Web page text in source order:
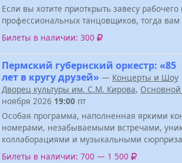
Если вы хотите приоткрыть завесу рабочего
профессиональных танцовщиков, тогда
Билеты в наличии: 300
Пермский губернский оркестр: «85
лет в кругу друзей» — Концерты и Шоу
Дворец культуры им. С.М. Кирова, Основной
ноября 2026 19:00 пт
Особая программа, наполненная яркими
номерами, незабываемыми встречами,
коллаборациями и музыкальными
Билеты в наличии: 700 — 1 500